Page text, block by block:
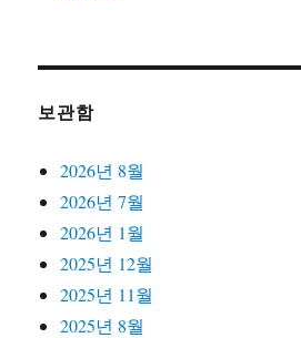
보관함
2026년 8월
2026년 7월
2026년 1월
2025년 12월
2025년 11월
2025년 8월